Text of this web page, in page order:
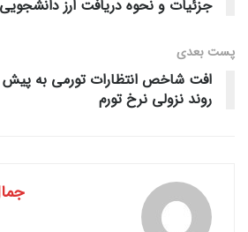
جزئیات و نحوه دریافت ارز دانشجویی
پست‌ بعدی
افت شاخص انتظارات تورمی به پیش
روند نزولی نرخ تورم